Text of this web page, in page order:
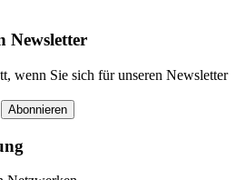
Newsletter
wenn Sie sich für unseren Newsletter
Abonnieren